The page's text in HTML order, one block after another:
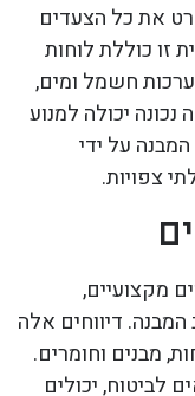
את כל הצעדים
כוללת לוחות
חשמל ומים,
יכולה למנוע
על ידי
צפויות.
מקצועיים,
דיווחים אלה
מבנים וחומרים.
לביטוח, יכולים